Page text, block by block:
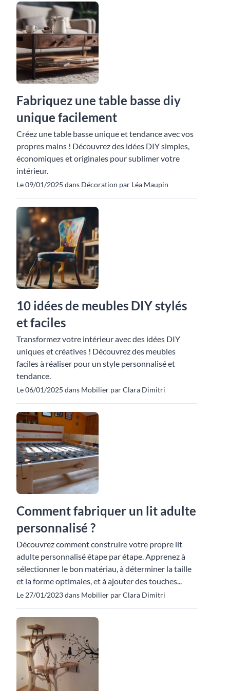
Fabriquez une table basse diy
unique facilement
Créez une table basse unique et tendance avec vos
propres mains ! Découvrez des idées DIY simples,
économiques et originales pour sublimer votre
intérieur.
Le 09/01/2025 dans Décoration par Léa Maupin
10 idées de meubles DIY stylés
et faciles
Transformez votre intérieur avec des idées DIY
uniques et créatives ! Découvrez des meubles
faciles à réaliser pour un style personnalisé et
tendance.
Le 06/01/2025 dans Mobilier par Clara Dimitri
Comment fabriquer un lit adulte
personnalisé ?
Découvrez comment construire votre propre lit
adulte personnalisé étape par étape. Apprenez à
sélectionner le bon matériau, à déterminer la taille
et la forme optimales, et à ajouter des touches...
Le 27/01/2023 dans Mobilier par Clara Dimitri